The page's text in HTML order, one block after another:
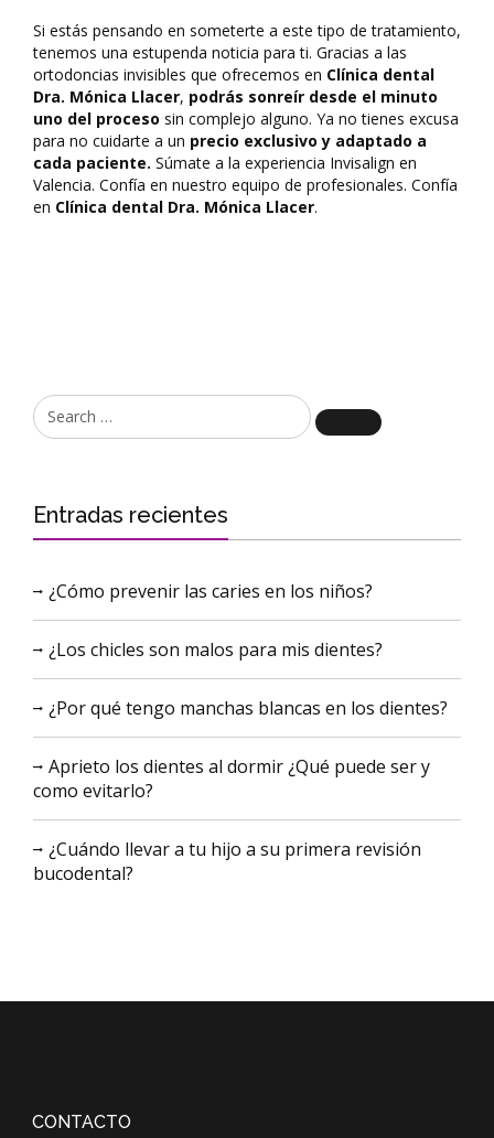
Si estás pensando en someterte a este tipo de tratamiento,
tenemos una estupenda noticia para ti. Gracias a las
ortodoncias invisibles que ofrecemos en Clínica dental
Dra. Mónica Llacer, podrás sonreír desde el minuto
uno del proceso sin complejo alguno. Ya no tienes excusa
para no cuidarte a un precio exclusivo y adaptado a
cada paciente. Súmate a la experiencia Invisalign en
Valencia. Confía en nuestro equipo de profesionales. Confía
en Clínica dental Dra. Mónica Llacer.
Search
Entradas recientes
¿Cómo prevenir las caries en los niños?
¿Los chicles son malos para mis dientes?
¿Por qué tengo manchas blancas en los dientes?
Aprieto los dientes al dormir ¿Qué puede ser y
como evitarlo?
¿Cuándo llevar a tu hijo a su primera revisión
bucodental?
CONTACTO